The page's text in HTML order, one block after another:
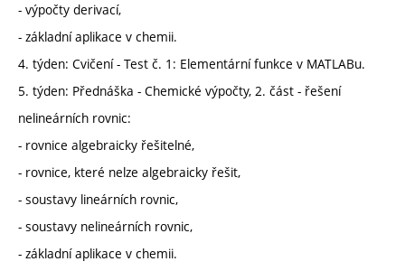
- výpočty derivací,
- základní aplikace v chemii.
4. týden: Cvičení - Test č. 1: Elementární funkce v MATLABu.
5. týden: Přednáška - Chemické výpočty, 2. část - řešení
nelineárních rovnic:
- rovnice algebraicky řešitelné,
- rovnice, které nelze algebraicky řešit,
- soustavy lineárních rovnic,
- soustavy nelineárních rovnic,
- základní aplikace v chemii.